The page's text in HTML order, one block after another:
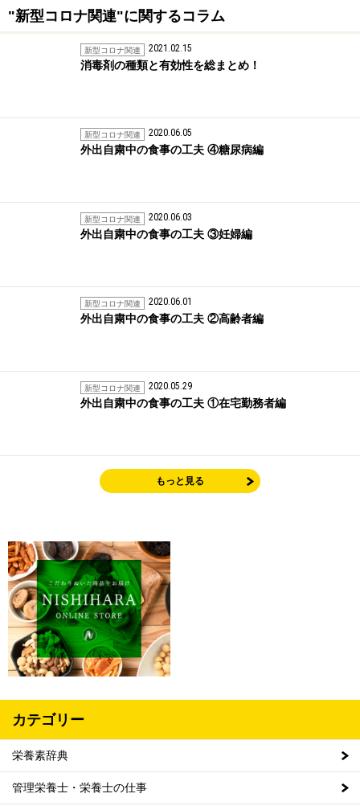
"新型コロナ関連"に関するコラム
新型コロナ関連 2021.02.15
消毒剤の種類と有効性を総まとめ！
新型コロナ関連 2020.06.05
外出自粛中の食事の工夫 ④糖尿病編
新型コロナ関連 2020.06.03
外出自粛中の食事の工夫 ③妊婦編
新型コロナ関連 2020.06.01
外出自粛中の食事の工夫 ②高齢者編
新型コロナ関連 2020.05.29
外出自粛中の食事の工夫 ①在宅勤務者編
もっと見る
カテゴリー
栄養素辞典
管理栄養士・栄養士の仕事